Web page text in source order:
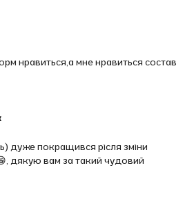
нравиться,а мне нравиться состав
дуже покращився рісля зміни
дякую вам за такий чудовий